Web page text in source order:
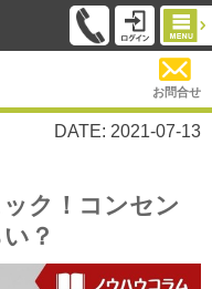
お問合せ
DATE: 2021-07-13
ク！コンセン
？